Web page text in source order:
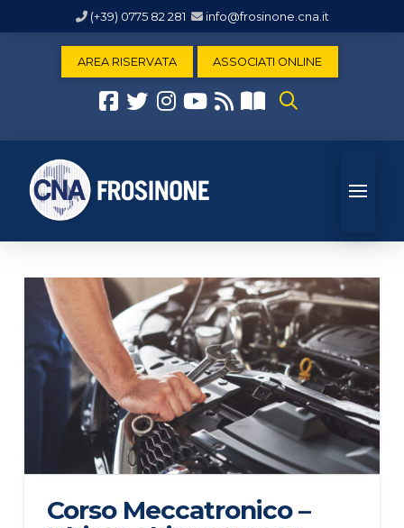
(+39) 0775 82 281 info@frosinone.cna.it
AREA RISERVATA ASSOCIATI ONLINE
Corso Meccatronico –